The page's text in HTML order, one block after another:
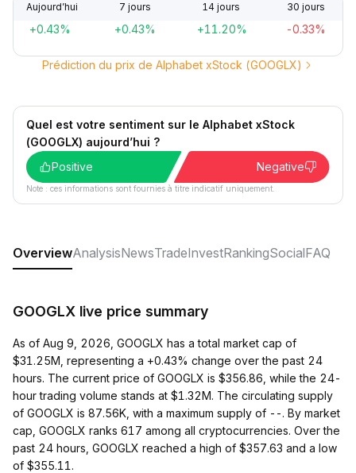
Aujourd’hui 7 jours 14 jours 30 jours
+0.43% +0.43% +11.20% -0.33%
Prédiction du prix de Alphabet xStock (GOOGLX)
Quel est votre sentiment sur le Alphabet xStock
(GOOGLX) aujourd’hui ?
Positive
Negative
Note : ces informations sont fournies à titre indicatif uniquement.
OverviewAnalysisNewsTradeInvestRankingSocialFAQ
GOOGLX live price summary
As of Aug 9, 2026, GOOGLX has a total market cap of
$31.25M, representing a +0.43% change over the past 24
hours. The current price of GOOGLX is $356.86, while the 24-
hour trading volume stands at $1.32M. The circulating supply
of GOOGLX is 87.56K, with a maximum supply of --. By market
cap, GOOGLX ranks 617 among all cryptocurrencies. Over the
past 24 hours, GOOGLX reached a high of $357.63 and a low
of $355.11.